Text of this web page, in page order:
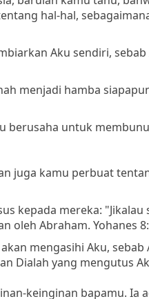
hal-hal,
Aku sendiri,
menjadi hamba
berusaha untuk
juga kamu perbuat
kepada mereka:
oleh Abraham. Yohanes
mengasihi Aku,
Dialah yang mengutus
keinginan bapamu. Ia